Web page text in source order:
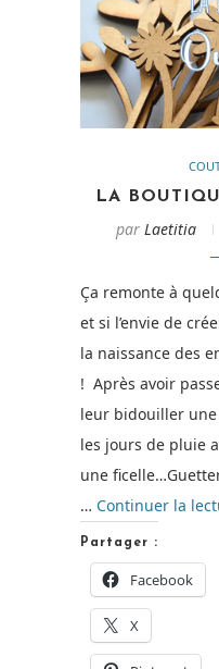
LA
par Laetitia
Ça remonte à
et si l’envie de
la naissance des
! Après avoir
leur bidouiller
les jours de pluie
une
… Continuer la
Partager :
Facebook
X